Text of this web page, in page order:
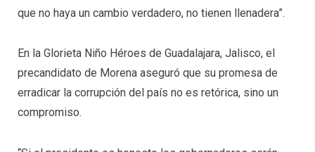
que no haya un cambio verdadero, no tienen llenadera”.
En la Glorieta Niño Héroes de Guadalajara, Jalisco, el
precandidato de Morena aseguró que su promesa de
erradicar la corrupción del país no es retórica, sino un
compromiso.